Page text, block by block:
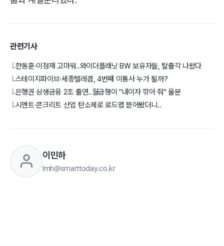
관련기사
└한동훈·이정재 고마워..와이더플래닛 BW 보유자들, 탈출각 나왔다
└스테이지파이브·세종텔레콤, 4번째 이통사 누가 될까?
└은행권 상생금융 2조 출연..월급쟁이 "내이자 깎아 줘" 울분
└시멘트·콘크리트 산업 탄소제로 로드맵 뜯어봤더니..
이민하
lmh@smarttoday.co.kr